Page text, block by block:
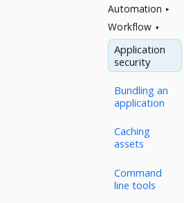
Automation
Workflow
Application
security
Bundling an
application
Caching
assets
Command
line tools